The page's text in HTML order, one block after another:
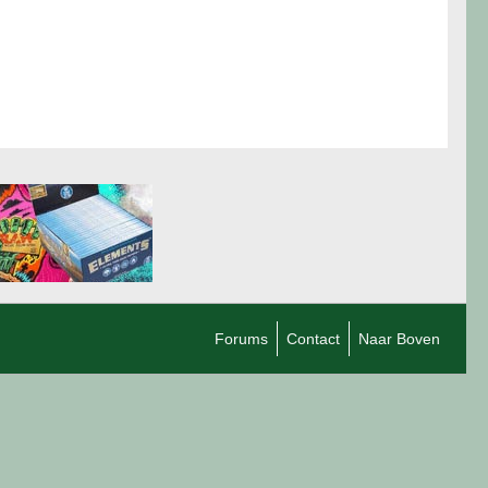
Forums Contact Naar Boven